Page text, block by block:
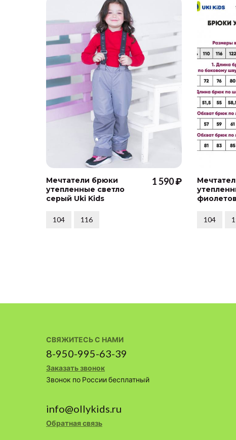
Мечтатели брюки
утепленные светло
серый Uki Kids
1 590 ₽
104 116 104
СВЯЖИТЕСЬ С НАМИ
8-950-995-63-39
Заказать звонок
Звонок по России бесплатный
info@ollykids.ru
Обратная связь